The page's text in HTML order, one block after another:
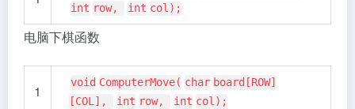
int row, int col);
电脑下棋函数
1 void ComputerMove( char board[ROW]
[COL],
int row, int col);